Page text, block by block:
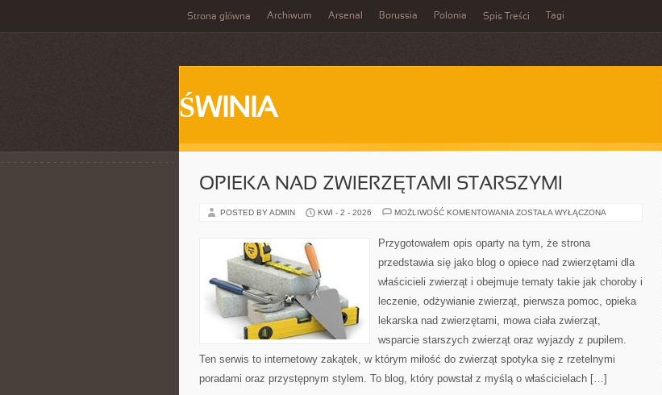
Strona główna Archiwum Arsenal Borussia Polonia Spis Treści Tagi
ŚWINIA
OPIEKA NAD ZWIERZĘTAMI STARSZYMI
POSTED BY ADMIN KWI - 2 - 2026 MOŻLIWOŚĆ KOMENTOWANIA OPIEKA
STARSZYMI
ZOSTAŁA WYŁĄCZONA
Przygotowałem opis oparty na tym, że strona
przedstawia się jako blog o opiece nad zwierzętami dla
właścicieli zwierząt i obejmuje tematy takie jak choroby i
leczenie, odżywianie zwierząt, pierwsza pomoc, opieka
lekarska nad zwierzętami, mowa ciała zwierząt,
wsparcie starszych zwierząt oraz wyjazdy z pupilem.
Ten serwis to internetowy zakątek, w którym miłość do zwierząt spotyka się z rzetelnymi
poradami oraz przystępnym stylem. To blog, który powstał z myślą o właścicielach […]